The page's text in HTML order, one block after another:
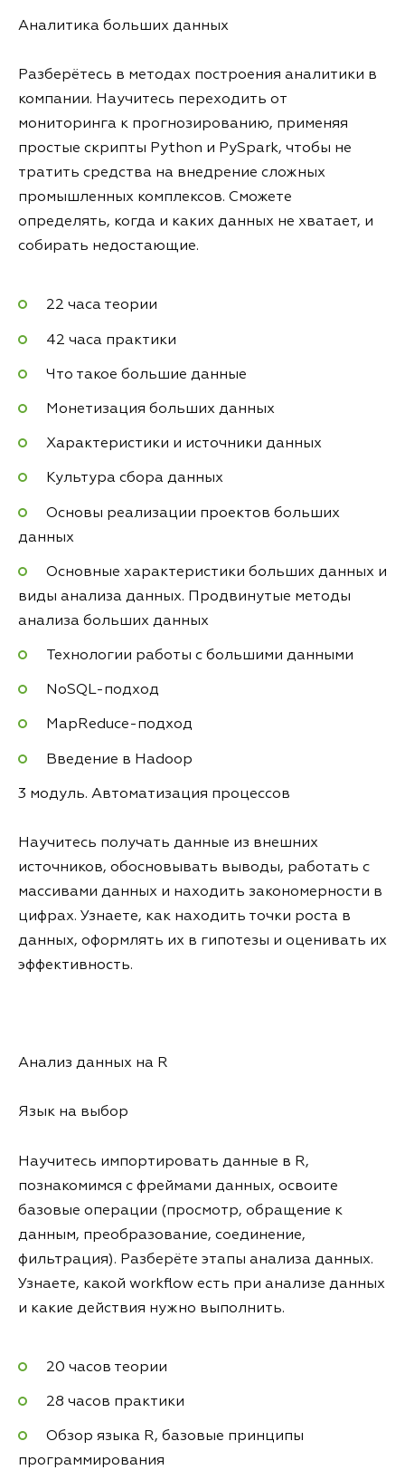
Аналитика больших данных
Разберётесь в методах построения аналитики в
компании. Научитесь переходить от
мониторинга к прогнозированию, применяя
простые скрипты Python и PySpark, чтобы не
тратить средства на внедрение сложных
промышленных комплексов. Сможете
определять, когда и каких данных не хватает, и
собирать недостающие.
22 часа теории
42 часа практики
Что такое большие данные
Монетизация больших данных
Характеристики и источники данных
Культура сбора данных
Основы реализации проектов больших
данных
Основные характеристики больших данных и
виды анализа данных. Продвинутые методы
анализа больших данных
Технологии работы с большими данными
NoSQL-подход
MapReduce-подход
Введение в Hadoop
3 модуль. Автоматизация процессов
Научитесь получать данные из внешних
источников, обосновывать выводы, работать с
массивами данных и находить закономерности в
цифрах. Узнаете, как находить точки роста в
данных, оформлять их в гипотезы и оценивать их
эффективность.
Анализ данных на R
Язык на выбор
Научитесь импортировать данные в R,
познакомимся с фреймами данных, освоите
базовые операции (просмотр, обращение к
данным, преобразование, соединение,
фильтрация). Разберёте этапы анализа данных.
Узнаете, какой workflow есть при анализе данных
и какие действия нужно выполнить.
20 часов теории
28 часов практики
Обзор языка R, базовые принципы
программирования